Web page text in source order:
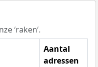
‘raken’.
Aantal
adressen